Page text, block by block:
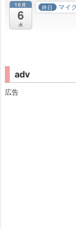
10月
6
火
終日 マイ
adv
広告